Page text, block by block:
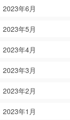
2023年6月
2023年5月
2023年4月
2023年3月
2023年2月
2023年1月